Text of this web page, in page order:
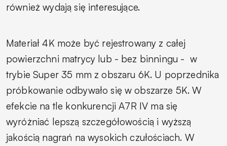
również wydają się interesujące.
Materiał 4K może być rejestrowany z całej
powierzchni matrycy lub - bez binningu - w
trybie Super 35 mm z obszaru 6K. U poprzednika
próbkowanie odbywało się w obszarze 5K. W
efekcie na tle konkurencji A7R IV ma się
wyróżniać lepszą szczegółowością i wyższą
jakością nagrań na wysokich czułościach. W